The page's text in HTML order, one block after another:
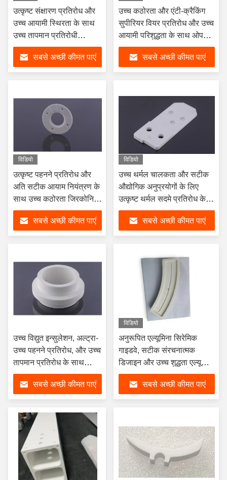
उत्कृष्ट संक्षारण प्रतिरोध और
उच्च आयामी स्थिरता के साथ
उच्च तापमान प्रतिरोधी
एल्यूमिना सिरेमिक फ्लैंज रिंग
सबसे अच्छी कीमत पाएं
उच्च कठोरता और एंटी-क्रैकिंग
सुपीरियर वियर प्रतिरोध और उच्च
आयामी परिशुद्धता के साथ ओपन-
टूथ ज़िरकोनिया सिरेमिक स्लीव
सबसे अच्छी कीमत पाएं
विडियो
उत्कृष्ट पहनने प्रतिरोध और
अति सटीक आयाम नियंत्रण के
साथ उच्च कठोरता जिरकोनिया
सिरेमिक फ्लैंज गैस्केट
सबसे अच्छी कीमत पाएं
विडियो
उच्च थर्मल चालकता और सटीक
औद्योगिक अनुप्रयोगों के लिए
उत्कृष्ट थर्मल सदमे प्रतिरोध के
साथ अनियमित छिद्रित
एल्यूमीनियम सिरेमिक सक्शन प्लेट
सबसे अच्छी कीमत पाएं
उच्च विद्युत इन्सुलेशन, अल्ट्रा-
उच्च पहनने प्रतिरोध, और उच्च
तापमान प्रतिरोध के साथ
अनुकूलन योग्य एल्यूमीनियम
सिरेमिक असर
सबसे अच्छी कीमत पाएं
विडियो
अनुरूपित एल्यूमिना सिरेमिक
गाइडवे, सटीक संरचनात्मक
डिजाइन और उच्च शुद्धता एल्यूमिना
के साथ, रखरखाव-मुक्त संचालन
के लिए सबसे अच्छी कीमत पाएं